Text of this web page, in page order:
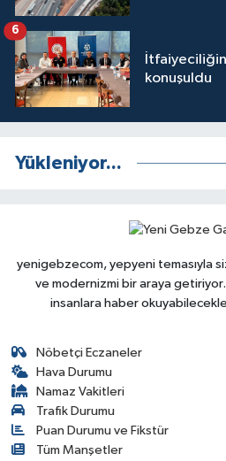
konuşuldu
6
Yükleniyor...
yenigebzecom, yepyeni temasıyla
ve modernizmi bir araya
insanlara haber
Nöbetçi Eczaneler
Hava Durumu
Namaz Vakitleri
Trafik Durumu
Puan Durumu ve Fikstür
Tüm Manşetler